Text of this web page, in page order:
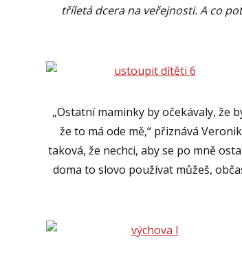
tříletá dcera na veřejnosti. A co
„Ostatní maminky by očekávaly, že
že to má ode mě,“ přiznává
taková, že nechci, aby se po mně
doma to slovo používat můžeš,